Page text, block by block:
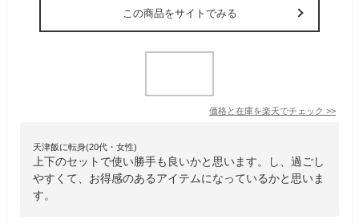
この商品をサイトでみる
価格と在庫を楽天でチェック >>
天津飯に転身(20代・女性)
上下のセットで使い勝手も良いかと思います。し、過ごし
やすくて、お得感のあるアイテムになっているかと思いま
す。